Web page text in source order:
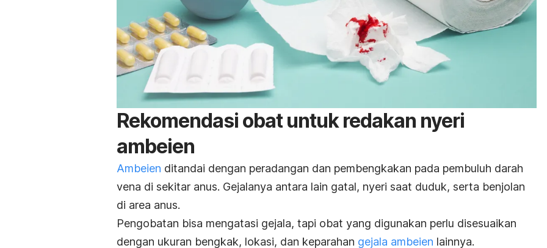
Rekomendasi obat untuk redakan nyeri
ambeien
Ambeien ditandai dengan peradangan dan pembengkakan pada pembuluh darah
vena di sekitar anus. Gejalanya antara lain gatal, nyeri saat duduk, serta benjolan
di area anus.
Pengobatan bisa mengatasi gejala, tapi obat yang digunakan perlu disesuaikan
dengan ukuran bengkak, lokasi, dan keparahan gejala ambeien lainnya.